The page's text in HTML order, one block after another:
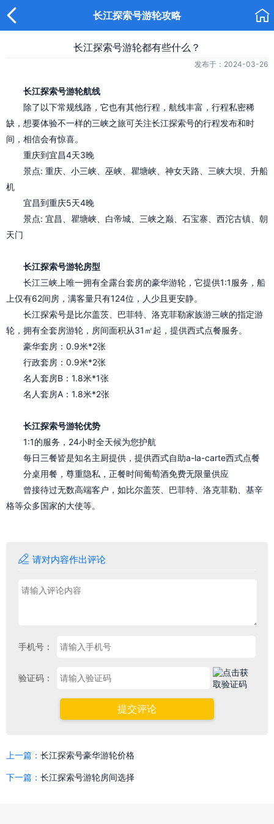
 长江探索号游轮攻略 
长江探索号游轮都有些什么？
发布于：2024-03-26
长江探索号游轮航线
除了以下常规线路，它也有其他行程，航线丰富，行程私密稀
缺，想要体验不一样的三峡之旅可关注长江探索号的行程发布和时
间，相信会有惊喜。
重庆到宜昌4天3晚
景点: 重庆、小三峡、巫峡、瞿塘峡、神女天路、三峡大坝、升船
机
宜昌到重庆5天4晚
景点: 宜昌、瞿塘峡、白帝城、三峡之巅、石宝寨、西沱古镇、朝
天门
长江探索号游轮房型
长江三峡上唯一拥有全露台套房的豪华游轮，它提供1:1服务，船
上仅有62间房， 满客量只有124位， 人少且更安静。
长江探索号是比尔盖茨、巴菲特、洛克菲勒家族游三峡的指定游
轮，拥有全套房游轮，房间面积从31㎡起，提供西式点餐服务。
豪华套房：0.9米*2张
行政套房：0.9米*2张
名人套房B：1.8米*1张
名人套房A：1.8米*2张
长江探索号游轮优势
1:1的服务，24小时全天候为您护航
每日三餐皆是知名主厨提供，提供西式自助a-la-carte西式点餐
分桌用餐，尊重隐私，正餐时间葡萄酒免费无限量供应
曾接待过无数高端客户，如比尔盖茨、巴菲特、洛克菲勒、基辛
格等众多国家的大使等。
 请对内容作出评论
手机号：
验证码：
提交评论
上一篇： 长江探索号豪华游轮价格
下一篇： 长江探索号游轮房间选择